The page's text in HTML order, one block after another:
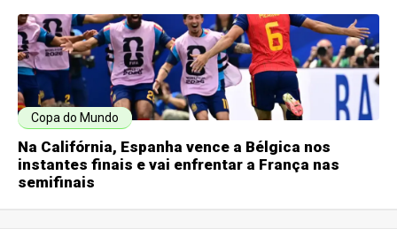
Copa do Mundo
Na Califórnia, Espanha vence a Bélgica nos
instantes finais e vai enfrentar a França nas
semifinais